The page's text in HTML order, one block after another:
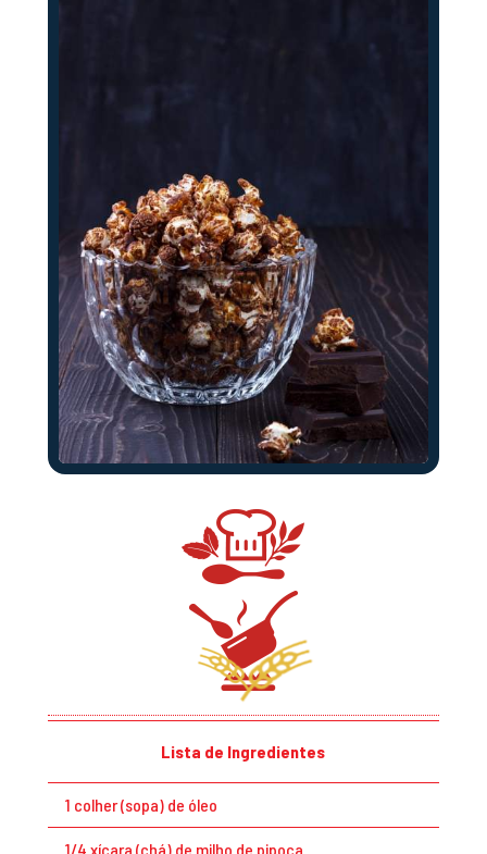
Lista de Ingredientes
1 colher (sopa) de óleo
1/4 xícara (chá) de milho de pipoca